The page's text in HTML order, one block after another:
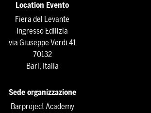
Location Evento
Fiera del Levante
Ingresso Edilizia
via Giuseppe Verdi 41
70132
Bari, Italia
Sede organizzazione
Barproject Academy